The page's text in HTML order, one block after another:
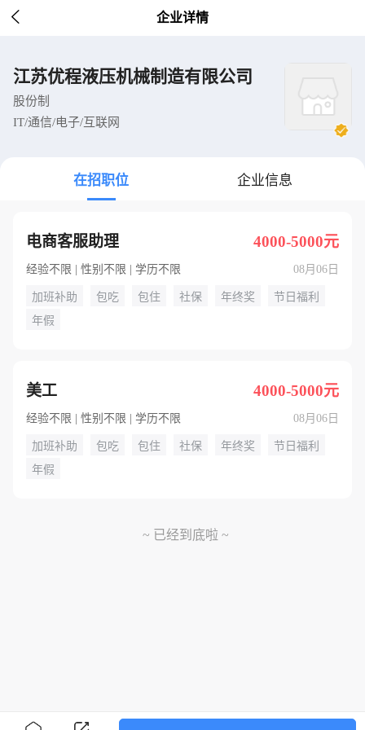
 企业详情
江苏优程液压机械制造有限公司
股份制
IT/通信/电子/互联网
在招职位 企业信息
电商客服助理 4000-5000元
经验不限 | 性别不限 | 学历不限 08月06日
加班补助 包吃 包住 社保 年终奖
节日福利
年假
美工 4000-5000元
经验不限 | 性别不限 | 学历不限 08月06日
加班补助 包吃 包住 社保 年终奖
节日福利
年假
~ 已经到底啦 ~